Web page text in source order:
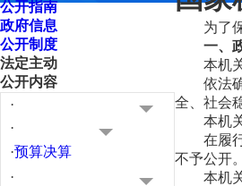
公开指南
政府信息
公开制度
法定主动
公开内容
·
·
·预算决算
·
为了
一、
本机
依法
全、社会
本机
在履
不予公开
本机